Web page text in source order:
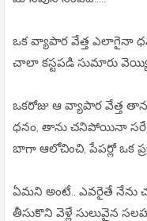
ఒక వ్యాపార వేత్త ఎలాగైనా
చాలా కస్టపడి సుమారు
ఒకరోజు ఆ వ్యాపార వేత్త
ధనం, తాను చనిపోయినా సరే
బాగా ఆలోచించి, పేపర్లో ఒక
ఏమని అంటే.. ఎవరైతే
తీసుకొని వెళ్లే సులువైన